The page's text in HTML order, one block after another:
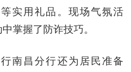
实用礼品。现场气氛活
掌握了防诈技巧。
昌分行还为居民准备